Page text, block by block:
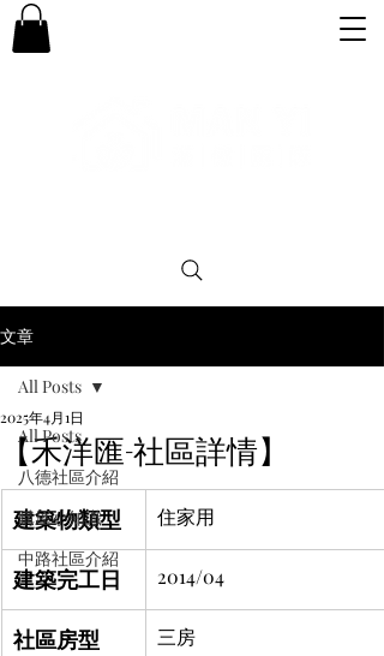
文章
All Posts
八德社區介紹
購屋小知識
中路社區介紹
All Posts
【禾洋匯-社區詳情】
2025年4月1日
建築物類型 住家用
建築完工日 2014/04
社區房型 三房